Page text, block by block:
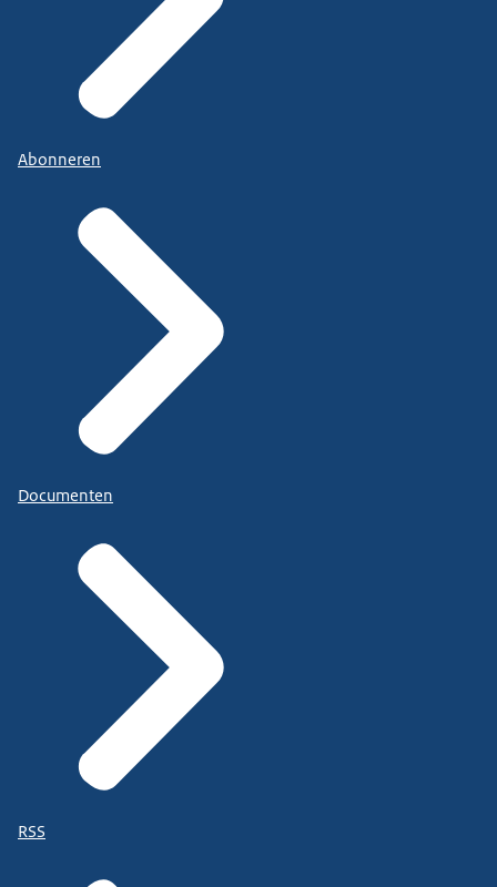
Abonneren
Documenten
RSS